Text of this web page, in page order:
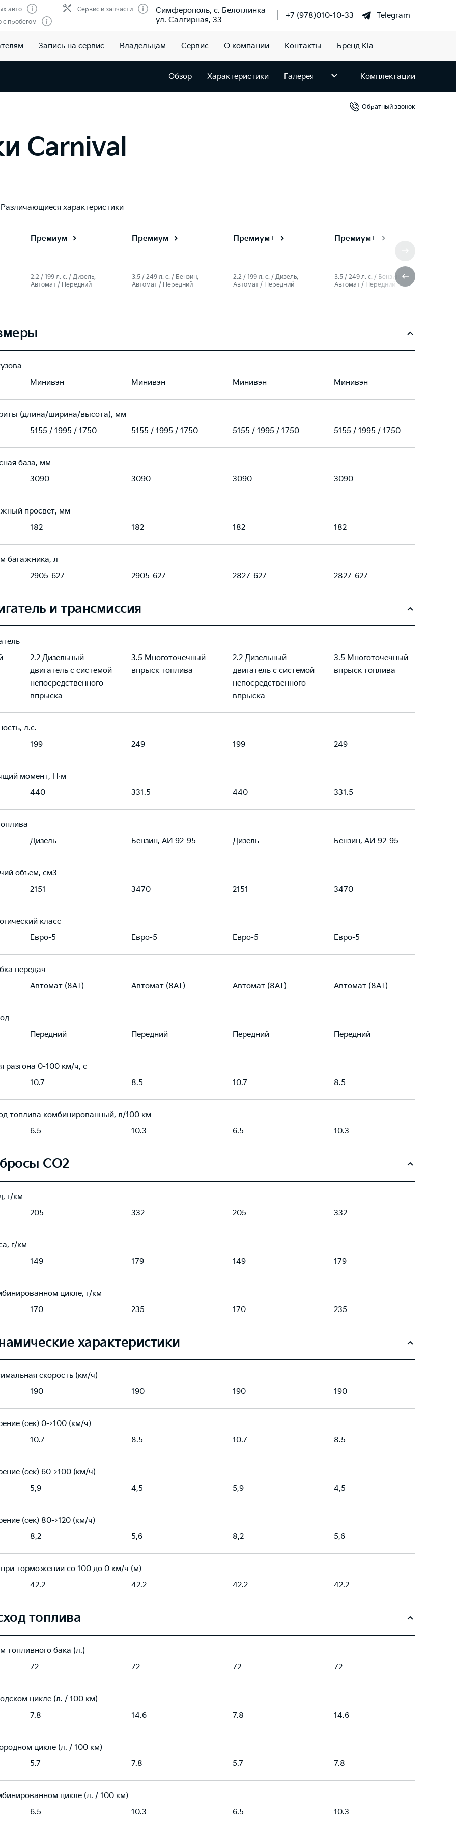
авто
пробегом
Сервис и запчасти
Симферополь, с. Белоглинка
ул. Салгирная, 33
+7 (978)010-10-33 Telegram
Запись на сервис Владельцам Сервис О компании Контакты Бренд Kia
Обзор Характеристики Галерея Комплектации
Обратный звонок
Carnival
Различающиеся характеристики
Премиум
2.2 / 199 л. c. / Дизель,
Автомат / Передний
Премиум
3.5 / 249 л. c. / Бензин,
Автомат / Передний
Премиум+
2.2 / 199 л. c. / Дизель,
Автомат / Передний
Премиум+
3.5 / 249 л. c. / Бензин,
Автомат / Передний
Минивэн Минивэн Минивэн Минивэн
(длина/ширина/высота), мм
5155 / 1995 / 1750 5155 / 1995 / 1750 5155 / 1995 / 1750 5155 / 1995 / 1750
база, мм
3090 3090 3090 3090
просвет, мм
182 182 182 182
багажника, л
2905-627 2905-627 2827-627 2827-627
и трансмиссия
2.2 Дизельный
двигатель с системой
непосредственного
впрыска
3.5 Многоточечный
впрыск топлива
2.2 Дизельный
двигатель с системой
непосредственного
впрыска
3.5 Многоточечный
впрыск топлива
л.с.
199 249 199 249
момент, Н·м
440 331.5 440 331.5
Дизель Бензин, АИ 92-95 Дизель Бензин, АИ 92-95
объем, см3
2151 3470 2151 3470
класс
Евро-5 Евро-5 Евро-5 Евро-5
передач
Автомат (8AT) Автомат (8AT) Автомат (8AT) Автомат (8AT)
Передний Передний Передний Передний
разгона 0-100 км/ч, с
10.7 8.5 10.7 8.5
топлива комбинированный, л/100 км
6.5 10.3 6.5 10.3
CO2
г/км
205 332 205 332
г/км
149 179 149 179
цикле, г/км
170 235 170 235
характеристики
скорость (км/ч)
190 190 190 190
(сек) 0->100 (км/ч)
10.7 8.5 10.7 8.5
(сек) 60->100 (км/ч)
5,9 4,5 5,9 4,5
(сек) 80->120 (км/ч)
8,2 5,6 8,2 5,6
торможении со 100 до 0 км/ч (м)
42.2 42.2 42.2 42.2
топлива
топливного бака (л.)
72 72 72 72
цикле (л. / 100 км)
7.8 14.6 7.8 14.6
цикле (л. / 100 км)
5.7 7.8 5.7 7.8
цикле (л. / 100 км)
6.5 10.3 6.5 10.3